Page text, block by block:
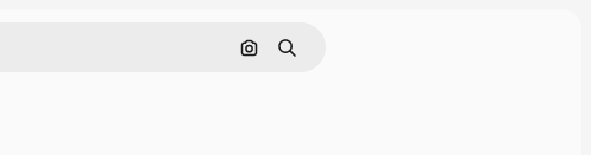
Поиск по изображению
Поиск